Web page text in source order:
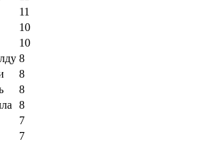
11
10
10
8
8
8
8
7
7